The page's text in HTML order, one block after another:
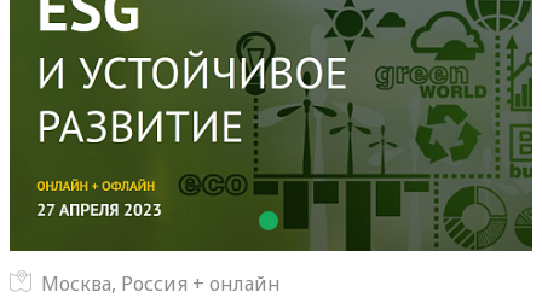
Москва, Россия + онлайн